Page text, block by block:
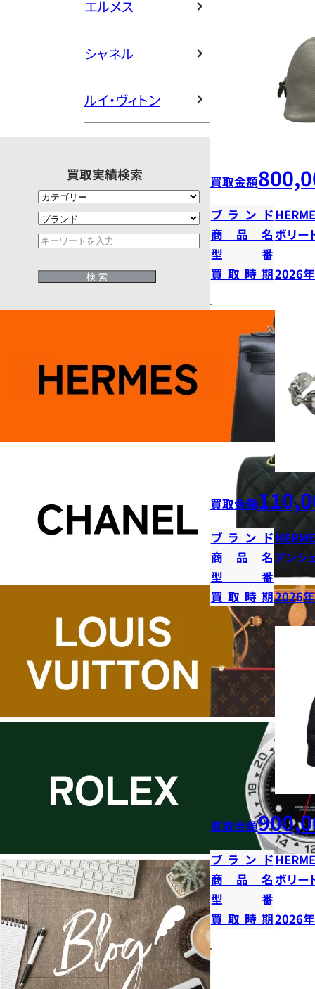
エルメス
シャネル
ルイ・ヴィトン
買取実績検索 買取金額
ブランド
商品名ボリー
型番
買取時期2026
買取金額
ブランド
商品名アン
型番
買取時期2026
買取金額
ブランド
商品名ボリー
型番
買取時期2026